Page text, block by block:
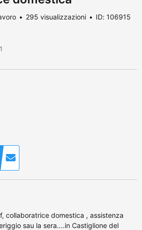
295 visualizzazioni ID: 106915
collaboratrice domestica , assistenza
sau la sera....in Castiglione del